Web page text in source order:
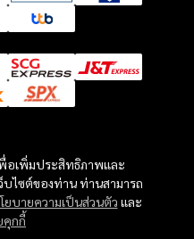
พื่อเพิ่มประสิทธิภาพและ
บไซต์ของท่าน ท่านสามารถ
ยบายความเป็นส่วนตัว และ
คุกกี้